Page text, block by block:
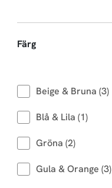
Färg
Beige & Bruna (3)
Blå & Lila (1)
Gröna (2)
Gula & Orange (3)